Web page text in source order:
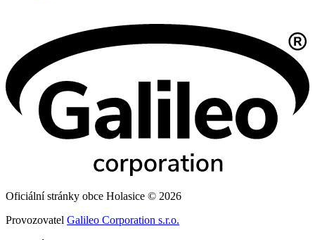
Oficiální stránky obce Holasice © 2026
Provozovatel Galileo Corporation s.r.o.